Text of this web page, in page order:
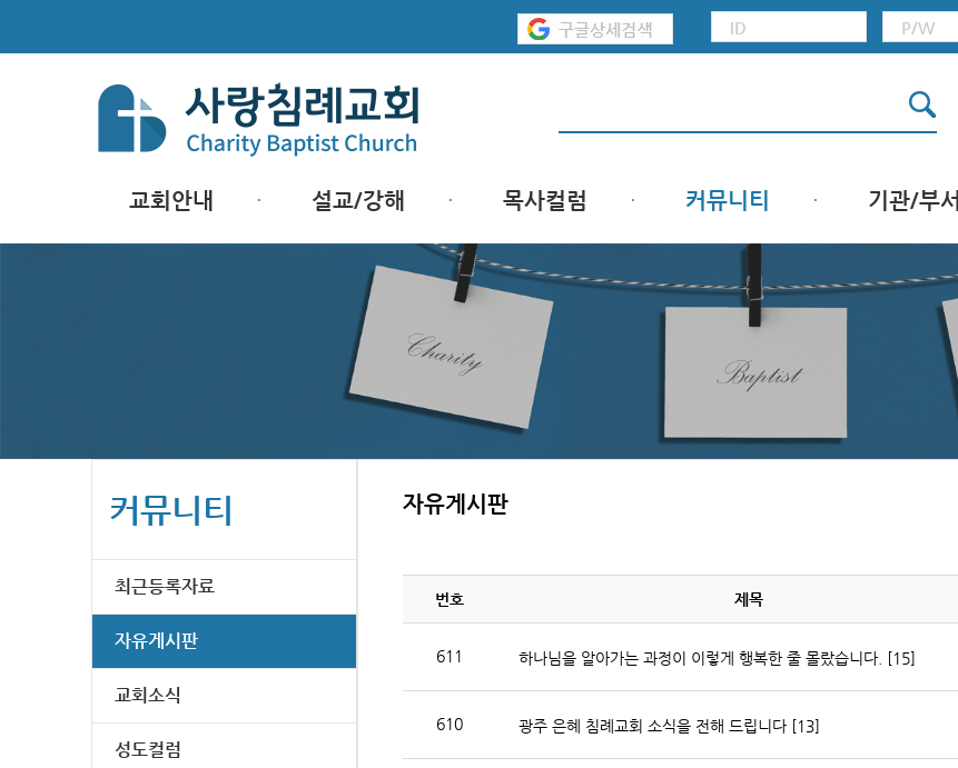
교회안내 설교/강해 목사컬럼 커뮤니티 기관/부서
커뮤니티
최근등록자료
자유게시판
교회소식
성도컬럼
자유게시판
번호 제목
611 하나님을 알아가는 과정이 이렇게 행복한 줄 몰랐습니다. [15]
610 광주 은혜 침례교회 소식을 전해 드립니다 [13]